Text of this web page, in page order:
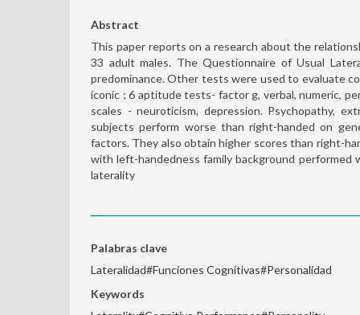
Abstract
This paper reports on a research about the
33 adult males. The Questionnaire of Usual
predominance. Other tests were used to evaluate
iconic ; 6 aptitude tests- factor g, verbal, numeric,
scales - neuroticism, depression. Psychopathy,
subjects perform worse than right-handed on
factors. They also obtain higher scores than right-
with left-handedness family background performed
laterality
Palabras clave
Lateralidad#Funciones Cognitivas#Personalidad
Keywords